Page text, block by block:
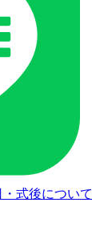
礎知識
式後について